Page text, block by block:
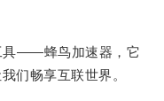
——蜂鸟加速器，它
们畅享互联世界。